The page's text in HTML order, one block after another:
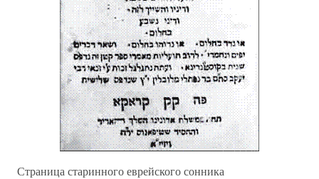
Страница старинного еврейского сонника